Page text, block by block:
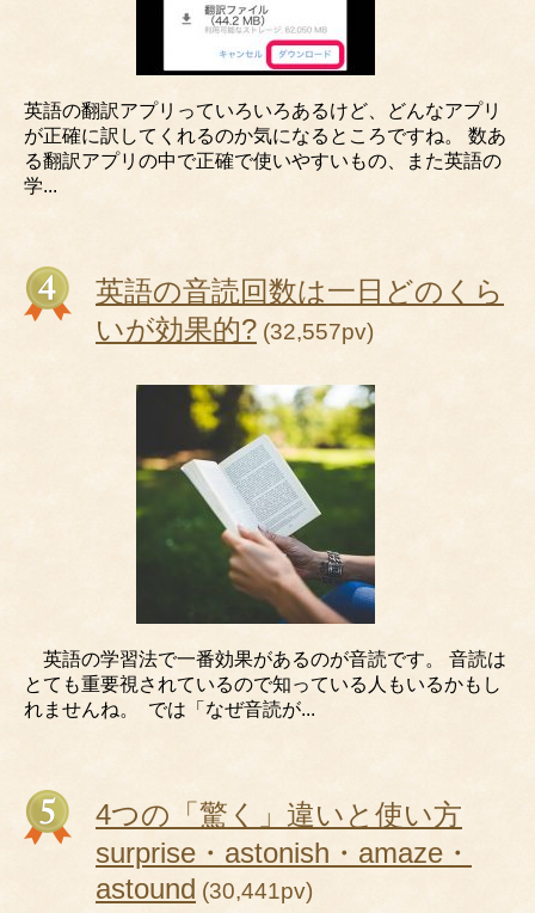
英語の翻訳アプリっていろいろあるけど、どんなアプリ
が正確に訳してくれるのか気になるところですね。 数あ
る翻訳アプリの中で正確で使いやすいもの、また英語の
学...
英語の音読回数は一日どのくら
いが効果的? (32,557pv)
英語の学習法で一番効果があるのが⾳読です。 ⾳読は
とても重要視されているので知っている人もいるかもし
れませんね。 では「なぜ音読が...
4つの「驚く」違いと使い方
surprise・astonish・amaze・
astound (30,441pv)